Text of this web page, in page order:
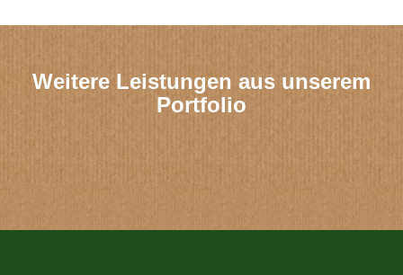
Weitere Leistungen aus unserem
Portfolio
Faltschachteln